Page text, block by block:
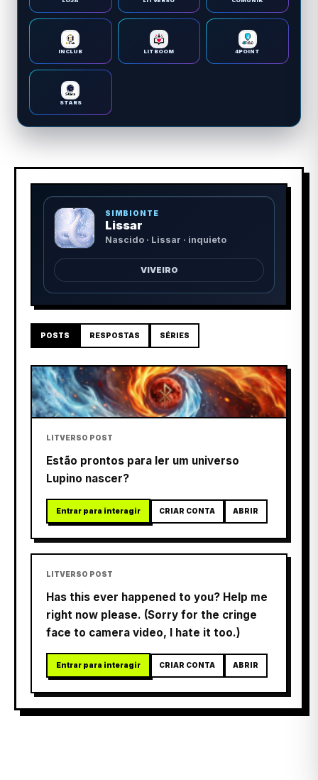
INCLUB LITBOOM 4POINT
STARS
SIMBIONTE
Lissar
Nascido · Lissar · inquieto
VIVEIRO
POSTS RESPOSTAS SÉRIES
LITVERSO POST
Estão prontos para ler um universo
Lupino nascer?
Entrar para interagir CRIAR CONTA ABRIR
LITVERSO POST
Has this ever happened to you? Help me
right now please. (Sorry for the cringe
face to camera video, I hate it too.)
Entrar para interagir CRIAR CONTA ABRIR